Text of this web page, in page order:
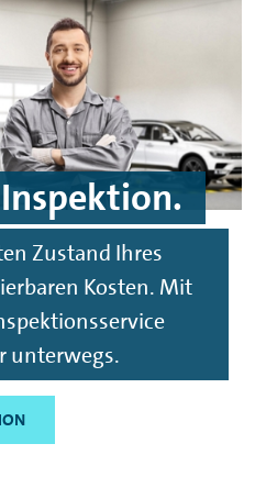
Zustand Ihres
Kosten. Mit
unterwegs.